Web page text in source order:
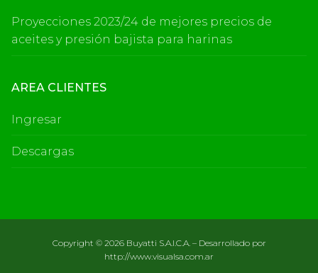
Proyecciones 2023/24 de mejores precios de
aceites y presión bajista para harinas
AREA CLIENTES
Ingresar
Descargas
Copyright © 2026 Buyatti S.A.I.C.A. – Desarrollado por
http://www.visualsa.com.ar